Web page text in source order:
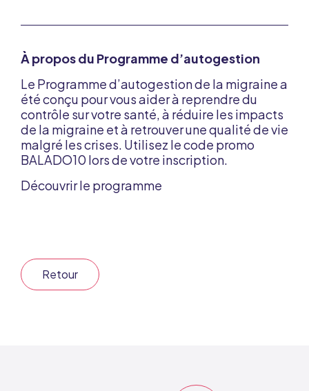
À propos du Programme d’autogestion
Le Programme d’autogestion de la migraine a
été conçu pour vous aider à reprendre du
contrôle sur votre santé, à réduire les impacts
de la migraine et à retrouver une qualité de vie
malgré les crises. Utilisez le code promo
BALADO10 lors de votre inscription.
Découvrir le programme
Retour